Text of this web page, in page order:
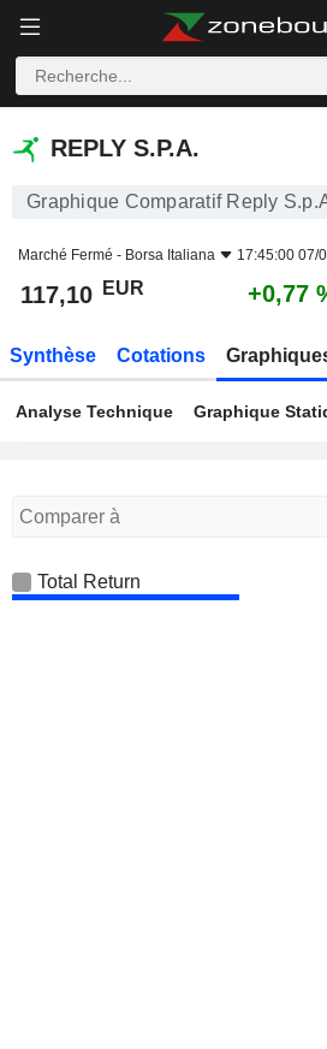
REPLY S.P.A.
REPLY S.P.A.
Graphique Comparatif Reply
Marché Fermé - Borsa Italiana 17:45:00 07/
117,10 EUR +0,77
Synthèse Cotations
Analyse Technique Graphique
Total Return